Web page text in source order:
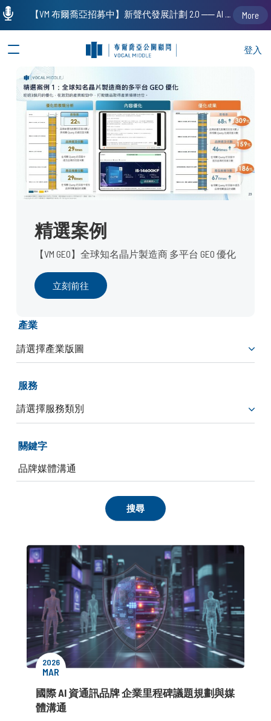
登入
精選案例
【VM GEO】全球知名晶片製造商 多平台 GEO 優化
立刻前往
產業
服務
關鍵字
2026
MAR
國際 AI 資通訊品牌 企業里程碑議題規劃與媒
體溝通
【VM 布爾喬亞招募中】新聲代發展計劃 2.0 ── AI PR 人才加速養成計劃（歡迎「應屆畢業生」、「一年以下相關 / 三年以下非相關經驗工作者」申請加入） More